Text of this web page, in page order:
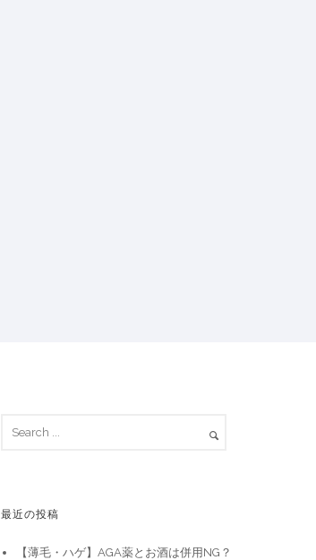
最近の投稿
【薄毛・ハゲ】AGA薬とお酒は併用NG？